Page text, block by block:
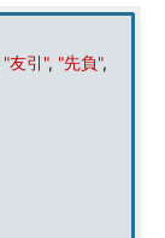
"友引", "先負",